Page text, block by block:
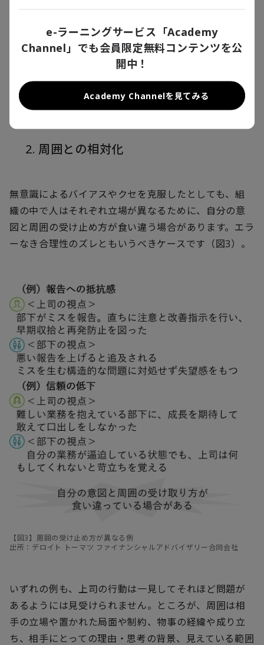
性を高めるためは、他者からの情報を受け取るにあた
って、自分が無意識に何らかのバイアスや思い込みに基
づいていないか、無意識な行動で周囲の信頼感を失っ
ていないかなどを謙虚に振り返ることが、自分自身を
理解する第一歩となります。
2. 周囲との相対化
無意識によるバイアスやクセを克服したとしても、組
織の中で人はそれぞれ立場が異なるために、自分の意
図と周囲の受け止め方が食い違う場合があります。エラ
ーなき合理性のズレともいうべきケースです（図3）。
【図3】周囲の受け止め方が異なる例
出所：デロイト トーマツ ファイナンシャルアドバイザリー合同会社
いずれの例も、上司の行動は一見してそれほど問題が
あるようには見受けられません。ところが、周囲は相
手の立場や置かれた局面や制約、物事の経緯や成り立
ち、相手にとっての理由・思考の背景、見えている範囲
e-ラーニングサービス「Academy
Channel」でも会員限定無料コンテンツを公
開中！
Academy Channelを見てみる